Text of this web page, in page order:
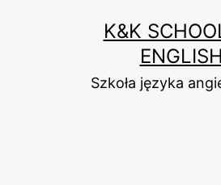
K&K
ENGLISH
Szkoła języka